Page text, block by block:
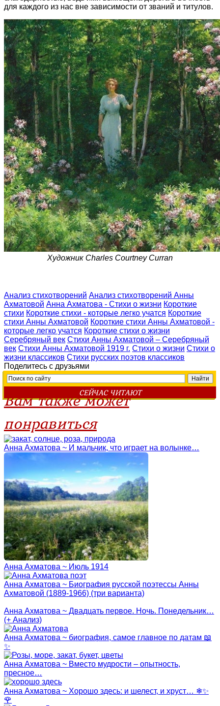
для каждого из нас вне зависимости от званий и титулов.
Художник Сharles Сourtney Сurran
Анализ стихотворений Анализ стихотворений Анны
Ахматовой Анна Ахматова - Стихи о жизни Короткие
стихи Короткие стихи - которые легко учатся Короткие
стихи Анны Ахматовой Короткие стихи Анны Ахматовой -
которые легко учатся Короткие стихи о жизни
Серебряный век Стихи Анны Ахматовой – Серебряный
век Стихи Анны Ахматовой 1919 г. Стихи о жизни Стихи о
жизни классиков Стихи русских поэтов классиков
Поделитесь с друзьями
СЕЙЧАС ЧИТАЮТ
Вам также может
понравиться
Анна Ахматова ~ И мальчик, что играет на волынке…
Анна Ахматова ~ Июль 1914
Анна Ахматова ~ Биография русской поэтессы Анны
Ахматовой (1889-1966) (три варианта)
Анна Ахматова ~ Двадцать первое. Ночь. Понедельник…
(+ Анализ)
Анна Ахматова ~ биография, самое главное по датам 📖
✨
Анна Ахматова ~ Вместо мудрости – опытность,
пресное…
Анна Ахматова ~ Хорошо здесь: и шелест, и хруст… ❄✨
🌹